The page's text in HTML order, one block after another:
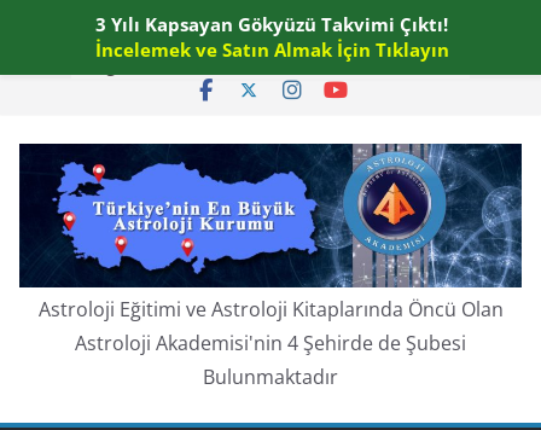
content
Perşembe, Ağustos 6, 2026
Astroloji Eğitimi ve Astroloji Kitaplarında Öncü Olan
Astroloji Akademisi'nin 4 Şehirde de Şubesi
Bulunmaktadır
3 Yılı Kapsayan Gökyüzü Takvimi Çıktı!
İncelemek ve Satın Almak İçin Tıklayın